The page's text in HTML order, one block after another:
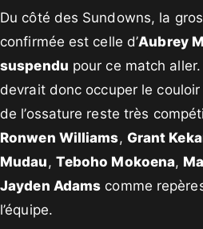
Du côté des Sundowns, la
confirmée est celle d’Aubrey
suspendu pour ce match aller.
devrait donc occuper le
de l’ossature reste très
Ronwen Williams, Grant
Mudau, Teboho Mokoena,
Jayden Adams comme
l’équipe.